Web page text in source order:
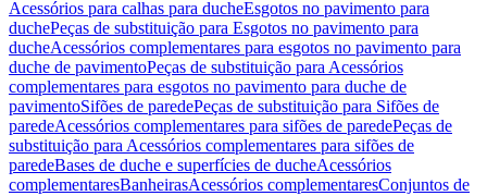
Acessórios para calhas para ducheEsgotos no pavimento para
duchePeças de substituição para Esgotos no pavimento para
ducheAcessórios complementares para esgotos no pavimento para
duche de pavimentoPeças de substituição para Acessórios
complementares para esgotos no pavimento para duche de
pavimentoSifões de paredePeças de substituição para Sifões de
paredeAcessórios complementares para sifões de paredePeças de
substituição para Acessórios complementares para sifões de
paredeBases de duche e superfícies de ducheAcessórios
complementaresBanheirasAcessórios complementaresConjuntos de